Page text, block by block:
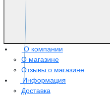
О компании
О магазине
Отзывы о магазине
Информация
Доставка